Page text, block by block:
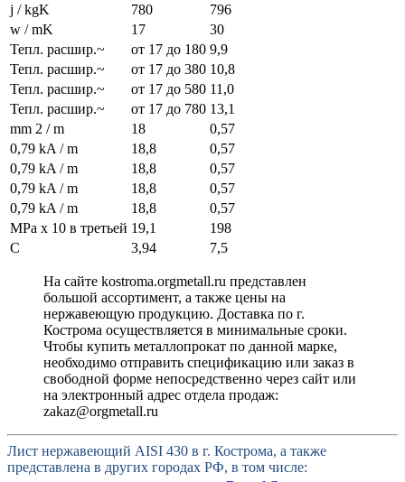
j / kgK
780
796
w / mK
17
30
Тепл. расшир.~
от 17 до 180 9,9
Тепл. расшир.~
от 17 до 380 10,8
Тепл. расшир.~
от 17 до 580 11,0
Тепл. расшир.~
от 17 до 780 13,1
mm 2 / m
18
0,57
0,79 kA / m
18,8
0,57
0,79 kA / m
18,8
0,57
0,79 kA / m
18,8
0,57
0,79 kA / m
18,8
0,57
MPa x 10 в третьей 19,1
198
С
3,94 7,5
На сайте kostroma.orgmetall.ru представлен
большой ассортимент, а также цены на
нержавеющую продукцию. Доставка по г.
Кострома осуществляется в минимальные сроки.
Чтобы купить металлопрокат по данной марке,
необходимо отправить спецификацию или заказ в
свободной форме непосредственно через сайт или
на электронный адрес отдела продаж:
zakaz@orgmetall.ru
Лист нержавеющий AISI 430 в г. Кострома, а также
представлена в других городах РФ, в том числе: